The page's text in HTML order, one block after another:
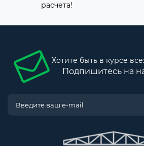
расчета!
Хотите быть в курсе
Подпишитесь на